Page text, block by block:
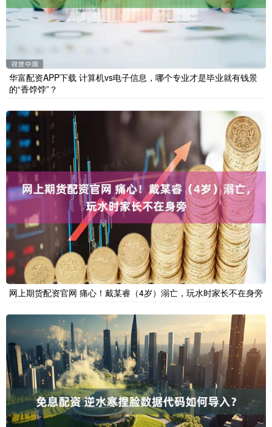
华富配资APP下载 计算机vs电子信息，哪个专业才是毕业就有钱景
的“香饽饽”？
网上期货配资官网 痛心！戴某睿（4岁）溺亡，玩水时家长不在身旁